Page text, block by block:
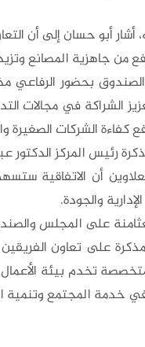
أشار أبو حسان إلى أن
من جاهزية المصانع
بحضور الرفاعي
الشراكة في مجالات
كفاءة الشركات
رئيس المركز الدكتور
أن الاتفاقية
والجودة.
على المجلس
على تعاون
تخدم بيئة
خدمة المجتمع وتنمية